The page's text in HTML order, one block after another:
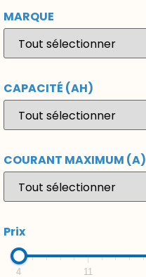
MARQUE
CAPACITÉ (AH)
COURANT MAXIMUM (A)
Prix
4 11